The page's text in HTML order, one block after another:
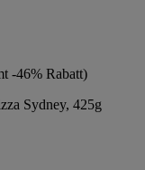
-46% Rabatt)
Sydney, 425g